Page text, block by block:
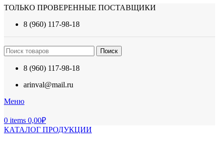
ТОЛЬКО ПРОВЕРЕННЫЕ ПОСТАВЩИКИ
8 (960) 117-98-18
Поиск
8 (960) 117-98-18
arinval@mail.ru
Меню
0 items 0,00₽
КАТАЛОГ ПРОДУКЦИИ